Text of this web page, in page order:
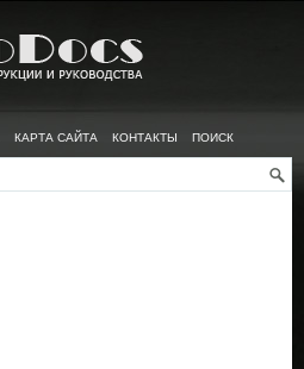
КАРТА САЙТА КОНТАКТЫ ПОИСК